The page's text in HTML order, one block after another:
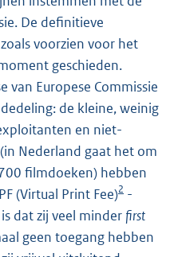
De definitieve
voorzien voor het
geschieden.
van Europese Commissie
de kleine, weinig
en niet-
Nederland gaat het om
filmdoeken) hebben
(Virtual Print Fee)2 -
dat zij veel minder first
geen toegang hebben